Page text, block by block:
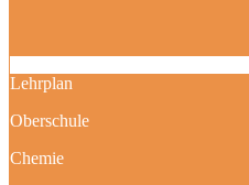
Lehrplan
Oberschule
Chemie